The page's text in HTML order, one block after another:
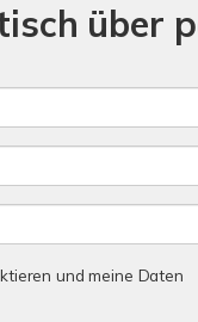
über
und meine Daten